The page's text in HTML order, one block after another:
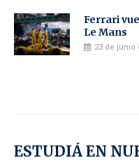
Ferrari
Le Mans
23 de junio
ESTUDIÁ EN